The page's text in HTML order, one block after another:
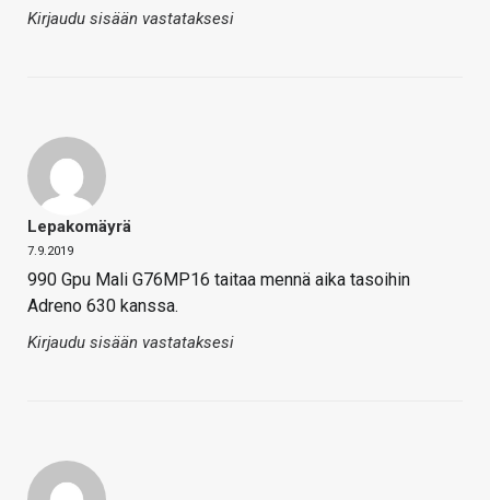
Kirjaudu sisään vastataksesi
Lepakomäyrä
7.9.2019
990 Gpu Mali G76MP16 taitaa mennä aika tasoihin
Adreno 630 kanssa.
Kirjaudu sisään vastataksesi